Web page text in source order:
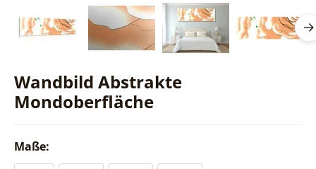
Wandbild Abstrakte
Mondoberfläche
Maße: